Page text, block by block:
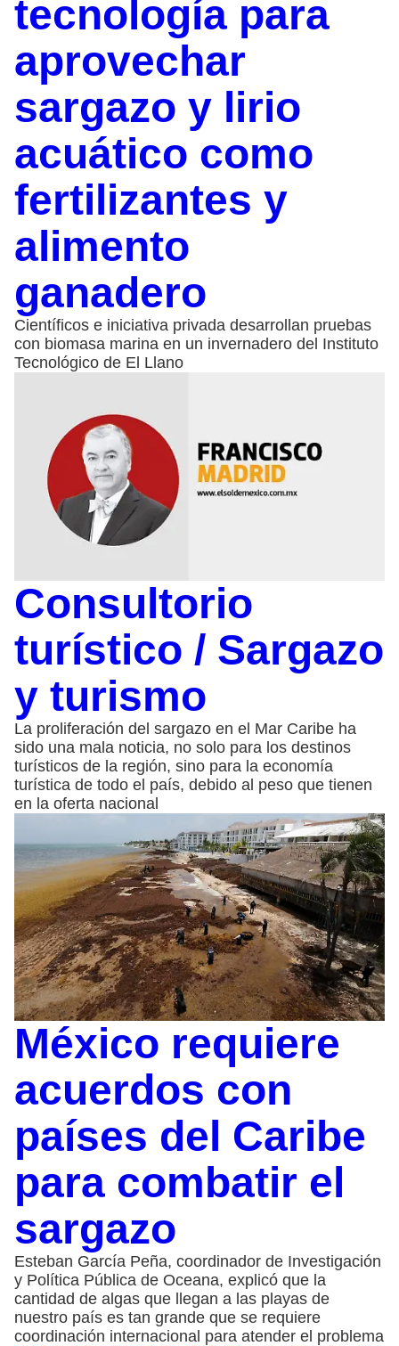
tecnología para
aprovechar
sargazo y lirio
acuático como
fertilizantes y
alimento
ganadero
Científicos e iniciativa privada desarrollan pruebas
con biomasa marina en un invernadero del Instituto
Tecnológico de El Llano
Consultorio
turístico / Sargazo
y turismo
La proliferación del sargazo en el Mar Caribe ha
sido una mala noticia, no solo para los destinos
turísticos de la región, sino para la economía
turística de todo el país, debido al peso que tienen
en la oferta nacional
México requiere
acuerdos con
países del Caribe
para combatir el
sargazo
Esteban García Peña, coordinador de Investigación
y Política Pública de Oceana, explicó que la
cantidad de algas que llegan a las playas de
nuestro país es tan grande que se requiere
coordinación internacional para atender el problema